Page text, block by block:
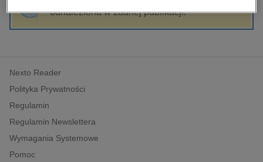
hobby, sport, rozrywka
komputery, internet, technologie, informatyka
polityka, społeczno-informacyjne
psychologiczne
inne
popularno-naukowe
historia
odnaleziona w żadnej publikacji.
Nexto Reader
Polityka Prywatności
Regulamin
Regulamin Newslettera
Wymagania Systemowe
Pomoc